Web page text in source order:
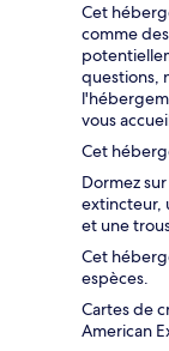
Cet
comme
questions,
vous
Cet
Dormez
extincteur,
et une
Cet
espèces.
Cartes de
American